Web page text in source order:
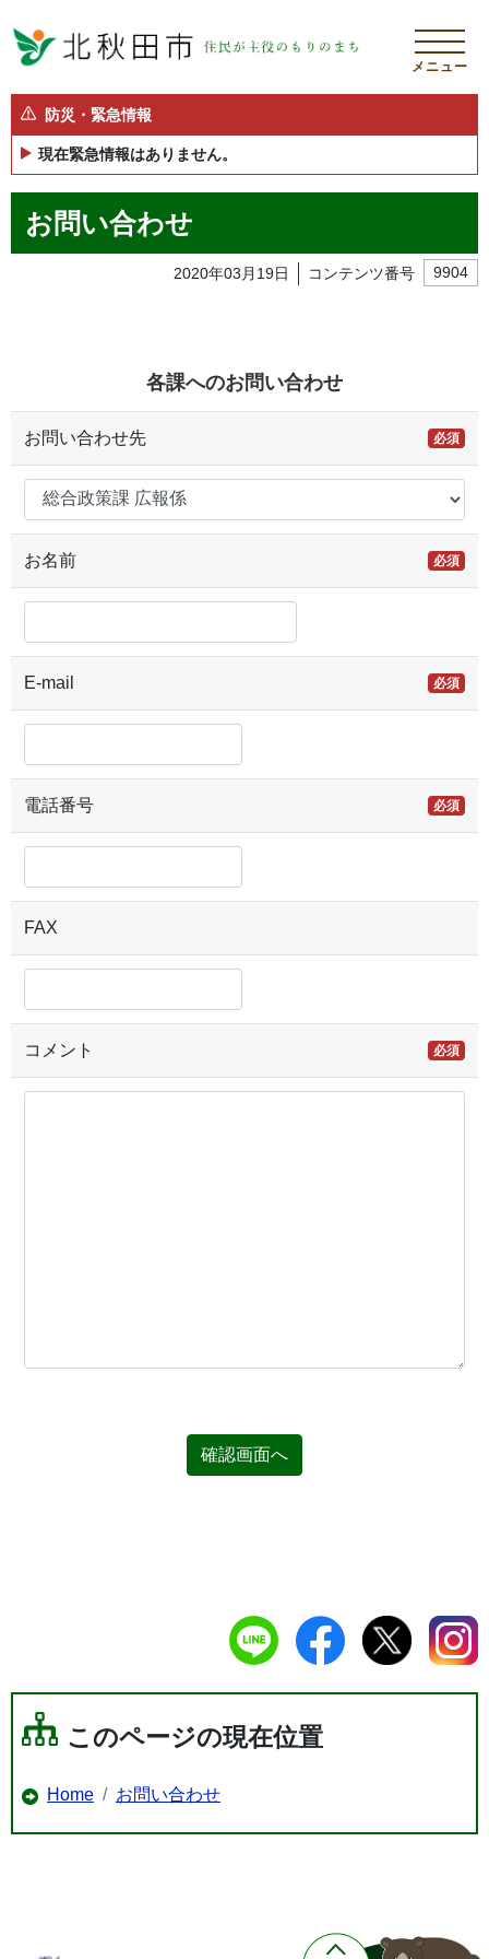
メニュー
防災・緊急情報
現在緊急情報はありません。
お問い合わせ
2020年03月19日 コンテンツ番号 9904
各課へのお問い合わせ
お問い合わせ先 必須
お名前 必須
E-mail 必須
電話番号 必須
FAX
コメント 必須
確認画面へ
このページの現在位置
Home お問い合わせ